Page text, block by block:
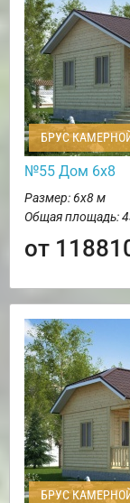
БРУС
№55 Дом 6х8
Размер: 6х8 м
Общая площадь:
от
БРУС